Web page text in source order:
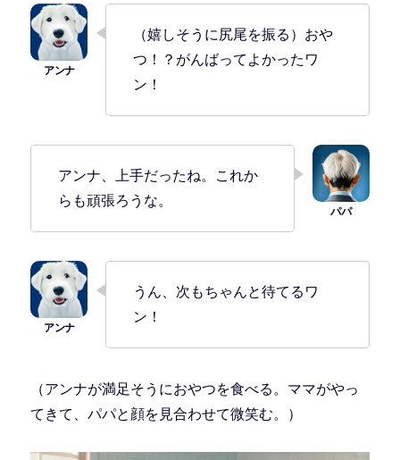
（嬉しそうに尻尾を振る）おや
つ！？がんばってよかったワ
ン！
アンナ、上手だったね。これか
らも頑張ろうな。
うん、次もちゃんと待てるワ
ン！
（アンナが満足そうにおやつを食べる。ママがやっ
てきて、パパと顔を見合わせて微笑む。）